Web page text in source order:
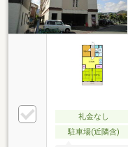
礼金なし
駐車場(近隣含)